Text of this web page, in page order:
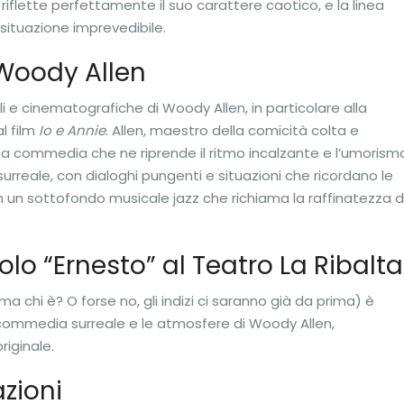
perfettamente il suo carattere caotico, e la linea
imprevedibile.
Allen
cinematografiche di Woody Allen, in particolare alla
film Io e Annie. Allen, maestro della comicità colta e
che ne riprende il ritmo incalzante e
con dialoghi pungenti e situazioni che ricordano le
un sottofondo musicale jazz che richiama la raffinatezza
“Ernesto” al Teatro La Ribalta
chi è? O forse no, gli indizi ci saranno già da prima) è
surreale e le atmosfere di Woody Allen,